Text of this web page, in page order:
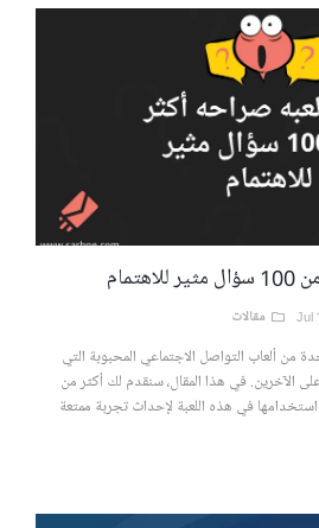
مقالات
من ألعاب التواصل الاجتماعي المحبوبة التي
الآخرين. في هذا المقال، سنقدم لك أكثر من
استخدامها في هذه اللعبة لإحداث تجربة ممتعة